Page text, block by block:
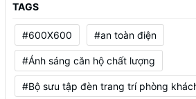
TAGS
#600X600 #an toàn điện
#Ánh sáng căn hộ chất lượng
#Bộ sưu tập đèn trang trí phòng